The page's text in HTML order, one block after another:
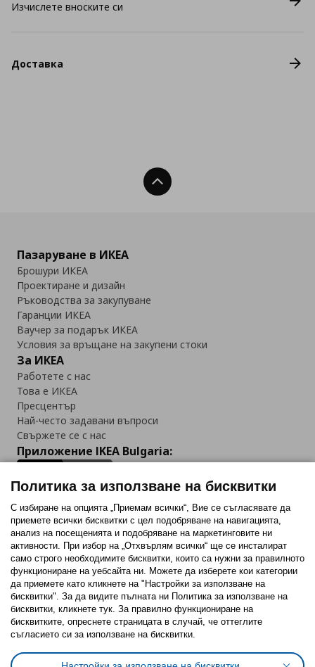
Изчислете вноските си
Доставка
Нагоре
Пазаруване в ИКЕА
Брошури ИКЕА
Проектиране и дизайн
Ръководства за закупуване
Гаранции ИКЕА
Ваучер за подарък ИКЕА
Условия за връщане на закупени стоки
За ИКЕА
Работете с нас
Това е ИКЕА
Пресцентър
Най-често задавани въпроси
Свържете се с нас
Приложение IKEA Bulgaria:
Последвайте ни:
FacebookTwitterYoutubePinterestInstagram
Политика за използване на бисквитки (Cookies)
Избор на настройки за използване на бисквитки
Политика за използване на бисквитки
С избиране на опцията „Приемам всички“, Вие се съгласявате да
приемете всички бисквитки с цел подобряване на навигацията,
анализ на посещенията и подобряване на маркетинговите ни
активности. При избор на „Отхвърлям всички“ ще се инсталират
само строго необходимитe бисквитки, които са нужни за правилното
функциониране на уебсайта ни. Можете да изберете кои категории
да приемете като кликнете на "Настройки за използване на
бисквитки". За да видите пълната ни Политика за използване на
бисквитки, кликнете тук. За правилно функциониране на
бисквитките, опреснете страницата в случай, че оттеглите
съгласието си за използване на бисквитки.